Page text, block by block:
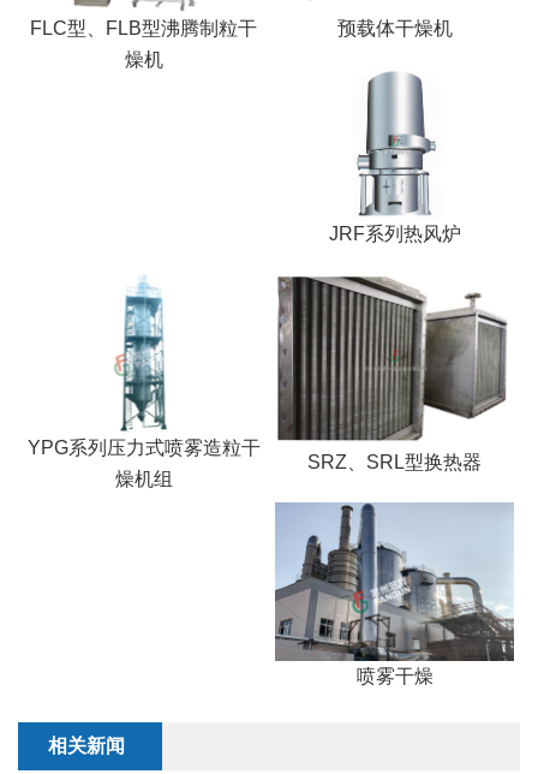
FLC型、FLB型沸腾制粒干
燥机
预载体干燥机
JRF系列热风炉
YPG系列压力式喷雾造粒干
燥机组
SRZ、SRL型换热器
喷雾干燥
相关新闻